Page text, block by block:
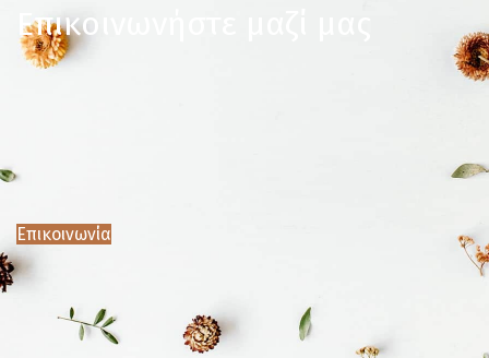
Επικοινωνήστε μαζί μας
Επικοινωνία